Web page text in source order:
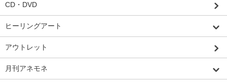
CD・DVD
ヒーリングアート
アウトレット
月刊アネモネ